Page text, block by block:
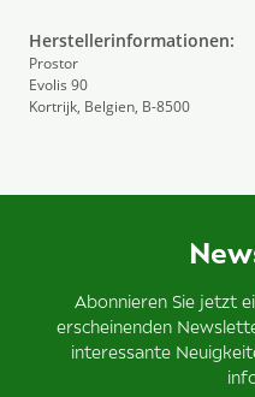
Herstellerinformationen:
Prostor
Evolis 90
Kortrijk, Belgien, B-8500
Abonnieren Sie jetzt
erscheinenden
interessante